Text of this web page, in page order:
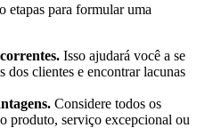
etapas para formular uma
Isso ajudará você a se
dos clientes e encontrar lacunas
Considere todos os
produto, serviço excepcional ou